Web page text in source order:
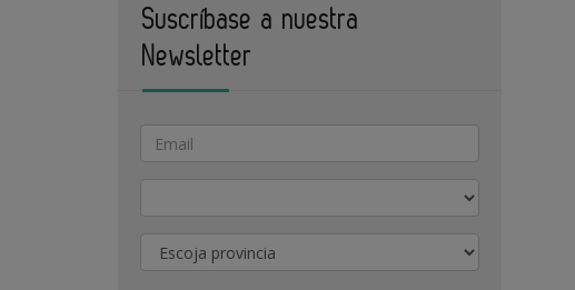
Suscríbase a nuestra
Newsletter
Provincia